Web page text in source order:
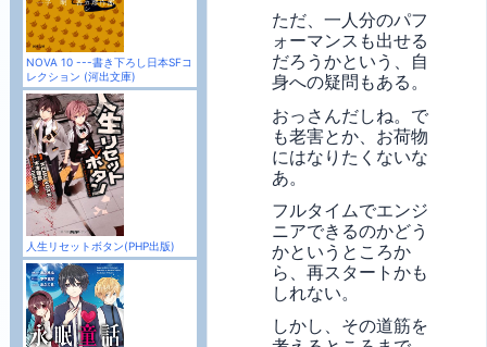
NOVA 10 ---書き下ろし日本SFコ
レクション (河出文庫)
人生リセットボタン(PHP出版)
ただ、一人分のパフ
ォーマンスも出せる
だろうかという、自
身への疑問もある。
おっさんだしね。で
も老害とか、お荷物
にはなりたくないな
あ。
フルタイムでエンジ
ニアできるのかどう
かというところか
ら、再スタートかも
しれない。
しかし、その道筋を